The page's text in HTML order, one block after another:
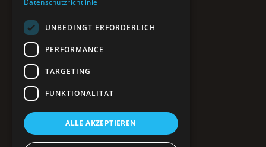
POIs entdecken
Interaktive Karte
Reiseblog
Reiseinfos & Tipps
Impressum
Datenschutz
Datenschutzrichtlinie
UNBEDINGT ERFORDERLICH
PERFORMANCE
TARGETING
FUNKTIONALITÄT
ALLE AKZEPTIEREN